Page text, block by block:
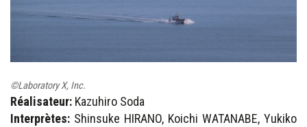
©Laboratory X, Inc.
Réalisateur: Kazuhiro Soda
Interprètes: Shinsuke HIRANO, Koichi WATANABE, Yukiko